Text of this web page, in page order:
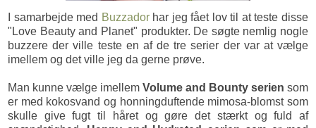
I samarbejde med Buzzadorhar jeg fået lov til at teste disse
"Love Beauty and Planet" produkter. De søgte nemlig nogle
buzzere der ville teste en af de tre serier der var at vælge
imellem og det ville jeg da gerne prøve.
Man kunne vælge imellem Volume and Bounty serien som
er med kokosvand og honningduftende mimosa-blomst som
skulle give fugt til håret og gøre det stærkt og fuld af